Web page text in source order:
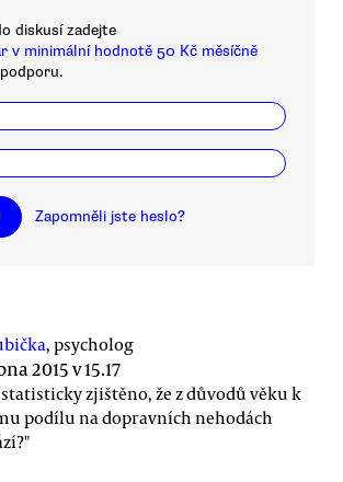
diskusí zadejte
v minimální hodnotě 50 Kč měsíčně
Zapomněli jste heslo?
, psycholog
2015 v 15.17
statisticky zjištěno, že z důvodů věku k
podílu na dopravních nehodách